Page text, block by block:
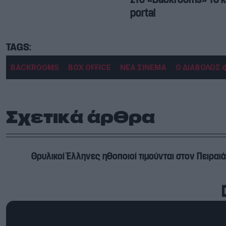
portal
BACKROOMS BOX OFFICE ΝΕΑ ΣΙΝΕΜΑ Ο ΔΙΑΒΟΛΟΣ
Σχετικά άρθρα
Θρυλικοί Έλληνες ηθοποιοί τιμούνται στον Πειραιά